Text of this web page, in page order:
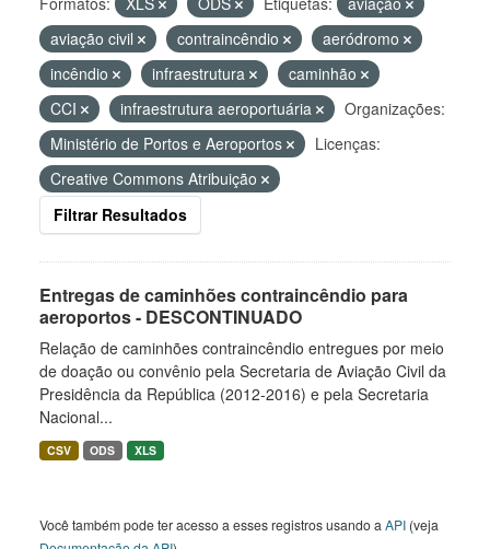
aviação civil
contraincêndio
aeródromo
incêndio
infraestrutura
caminhão
CCI
infraestrutura aeroportuária
Organizações:
Ministério de Portos e Aeroportos
Licenças:
Creative Commons Atribuição
Filtrar Resultados
Entregas de caminhões contraincêndio para
aeroportos - DESCONTINUADO
Relação de caminhões contraincêndio entregues por meio
de doação ou convênio pela Secretaria de Aviação Civil da
Presidência da República (2012-2016) e pela Secretaria
Nacional...
CSV ODS XLS
Você também pode ter acesso a esses registros usando a API (veja